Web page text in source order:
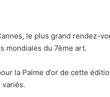
le plus grand rendez-
mondiales du 7ème art.
la Palme d’or de cette